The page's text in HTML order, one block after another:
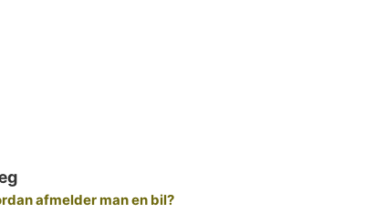
afmelder man en bil?